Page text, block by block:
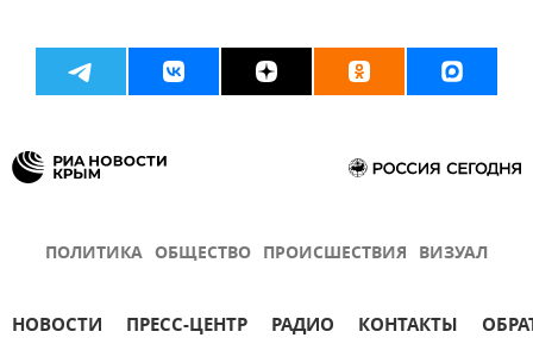
ПОЛИТИКА ОБЩЕСТВО ПРОИСШЕСТВИЯ ВИЗУАЛ
НОВОСТИ ПРЕСС-ЦЕНТР РАДИО КОНТАКТЫ